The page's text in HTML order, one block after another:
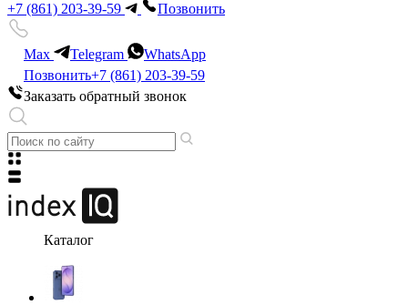
+7 (861) 203-39-59
Позвонить
Max Telegram
WhatsApp
Позвонить+7 (861) 203-39-59
Заказать обратный звонок
Каталог